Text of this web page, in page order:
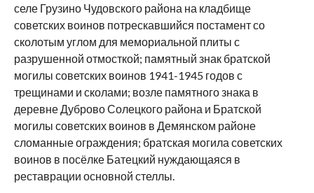
селе Грузино Чудовского района на кладбище
советских воинов потрескавшийся постамент со
сколотым углом для мемориальной плиты с
разрушенной отмосткой; памятный знак братской
могилы советских воинов 1941-1945 годов с
трещинами и сколами; возле памятного знака в
деревне Дуброво Солецкого района и Братской
могилы советских воинов в Демянском районе
сломанные ограждения; братская могила советских
воинов в посёлке Батецкий нуждающаяся в
реставрации основной стеллы.